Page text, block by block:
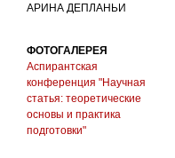
АРИНА ДЕПЛАНЬИ
ФОТОГАЛЕРЕЯ
Аспирантская
конференция "Научная
статья: теоретические
основы и практика
подготовки"